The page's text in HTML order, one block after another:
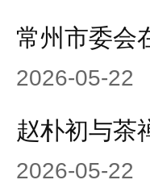
常州市委会
2026-05-22
赵朴初与茶
2026-05-22